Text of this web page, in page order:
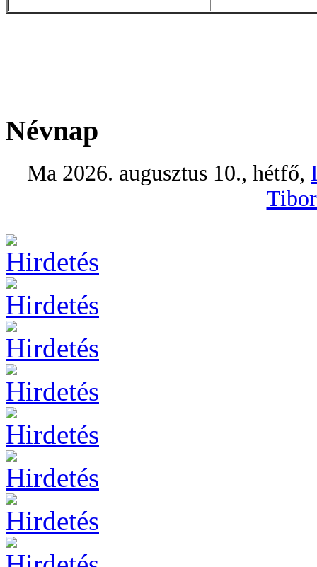
Névnap
Ma 2026. augusztus 10., hétfő,